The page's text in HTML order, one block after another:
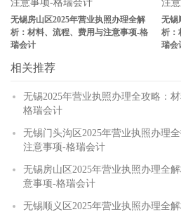
无锡房山区2025年营业执照办理全解
析：材料、流程、费用与注意事项-格
瑞会计
无锡
析：
瑞会
相关推荐
无锡2025年营业执照办理全攻略：
格瑞会计
无锡门头沟区2025年营业执照办理
注意事项-格瑞会计
无锡房山区2025年营业执照办理全
意事项-格瑞会计
无锡顺义区2025年营业执照办理全